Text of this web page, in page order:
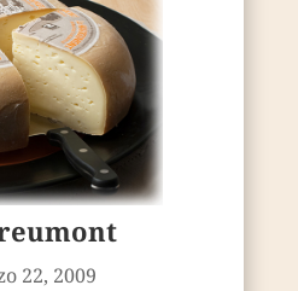
22, 2009